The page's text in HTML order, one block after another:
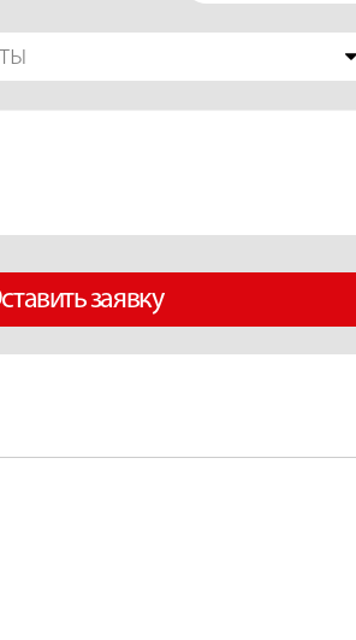
заявку